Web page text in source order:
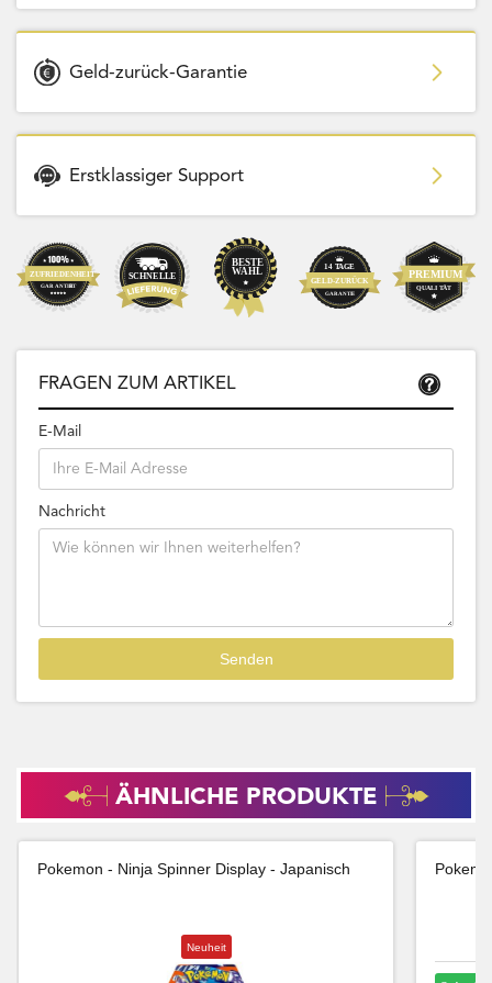
Geld-zurück-Garantie
Erstklassiger Support
FRAGEN ZUM ARTIKEL
E-Mail
Nachricht
ÄHNLICHE PRODUKTE
Pokemon - Ninja Spinner Display - Japanisch
Neuheit